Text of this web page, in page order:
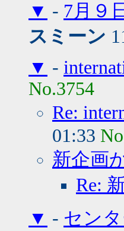
▼ - 7月９
スミーン
▼ -
No.3754
Re:
01:33
新企画
Re:
▼ - セン